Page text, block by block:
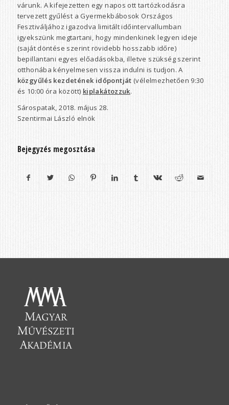
várunk. A kifejezetten egy napos ott tartózkodásra
tervezett gyűlést a Gyermekbábosok Országos
Fesztiváljához igazodva limitált időintervallumban
igyekszünk megtartani, hogy mindenkinek legyen ideje
(saját döntése szerint rövidebb hosszabb időre)
bepillantani egyes előadásokba, illetve szükség szerint
otthonába kényelmesen vissza indulni is tudjon. A
közgyűlés kezdetének időpontját (vélelmezhetően 9:30
és 10:00 óra között) kiplakátozzuk.
Sárospatak, 2018. május 28.
Szentirmai László elnök
Bejegyzés megosztása